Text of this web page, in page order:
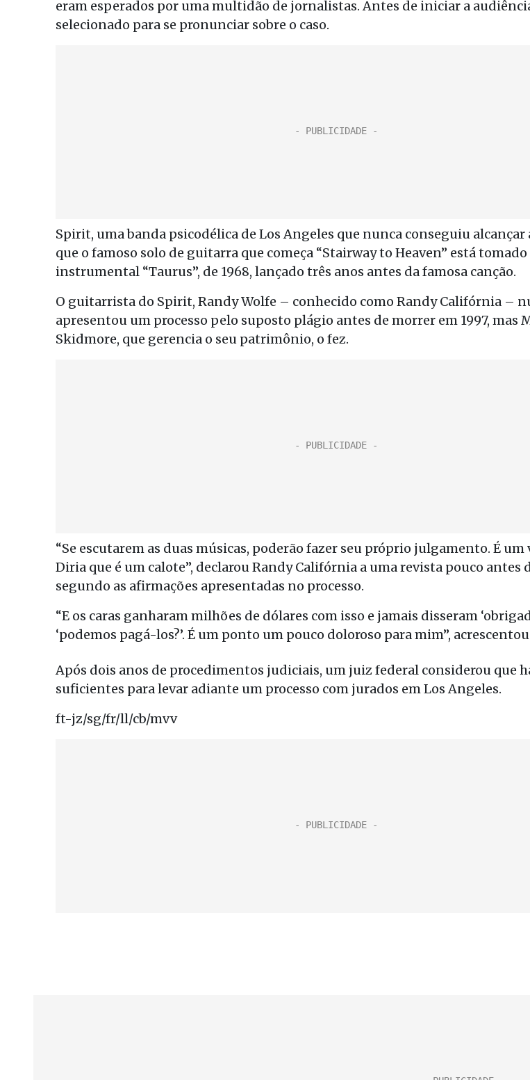
eram esperados por uma multidão de jornalistas. Antes de iniciar a
selecionado para se pronunciar sobre o caso.
Spirit, uma banda psicodélica de Los Angeles que nunca conseguiu alcançar
que o famoso solo de guitarra que começa “Stairway to Heaven” está tomado
instrumental “Taurus”, de 1968, lançado três anos antes da famosa canção.
O guitarrista do Spirit, Randy Wolfe – conhecido como Randy Califórnia –
apresentou um processo pelo suposto plágio antes de morrer em 1997, mas
Skidmore, que gerencia o seu patrimônio, o fez.
“Se escutarem as duas músicas, poderão fazer seu próprio julgamento. É
Diria que é um calote”, declarou Randy Califórnia a uma revista pouco antes
segundo as afirmações apresentadas no processo.
“E os caras ganharam milhões de dólares com isso e jamais disseram
‘podemos pagá-los?’. É um ponto um pouco doloroso para mim”,
Após dois anos de procedimentos judiciais, um juiz federal considerou que
suficientes para levar adiante um processo com jurados em Los Angeles.
ft-jz/sg/fr/ll/cb/mvv